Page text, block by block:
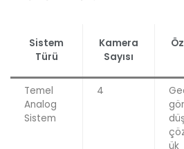
Sistem
Türü
Kamera
Sayısı
Temel
Analog
Sistem
4
ük